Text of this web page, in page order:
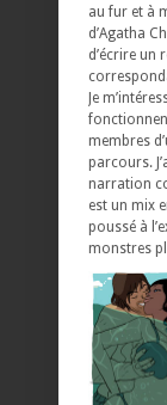
au fur et à
d’Agatha
d’écrire un
Je
membres
parcours.
narration
est un mix
poussé à
monstres